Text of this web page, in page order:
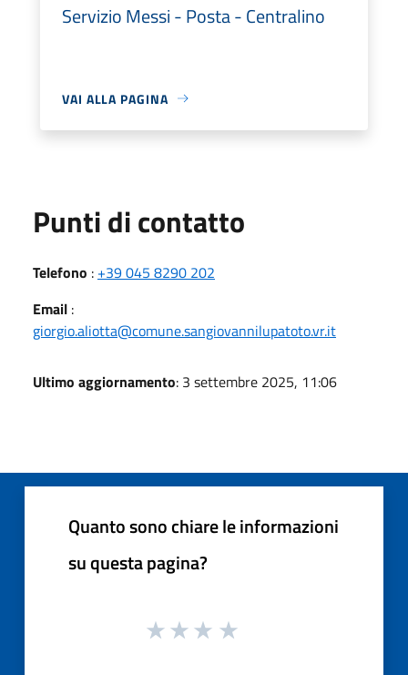
Servizio Messi - Posta - Centralino
VAI ALLA PAGINA
Punti di contatto
Telefono : +39 045 8290 202
Email :
giorgio.aliotta@comune.sangiovannilupatoto.vr.it
Ultimo aggiornamento: 3 settembre 2025, 11:06
Quanto sono chiare le informazioni
su questa pagina?